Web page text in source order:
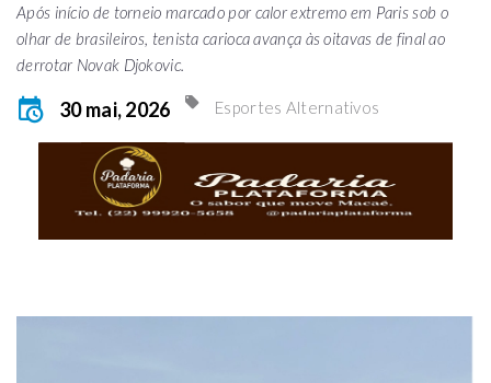
Após início de torneio marcado por calor extremo em Paris sob o
olhar de brasileiros, tenista carioca avança às oitavas de final ao
derrotar Novak Djokovic.
30 mai, 2026 Esportes Alternativos